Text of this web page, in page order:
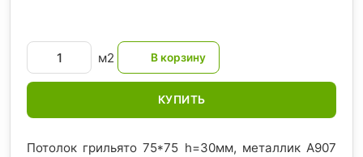
м2
КУПИТЬ
Потолок грильято 75*75 h=30мм, металлик А907